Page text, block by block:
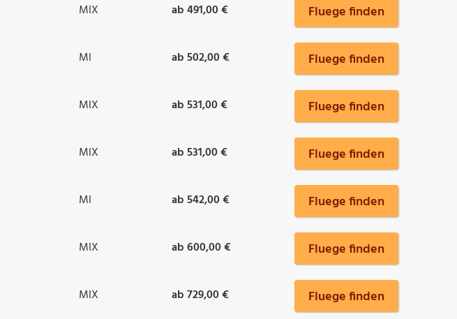
MIX ab 491,00 € Fluege finden
MI ab 502,00 € Fluege finden
MIX ab 531,00 € Fluege finden
MIX ab 531,00 € Fluege finden
MI ab 542,00 € Fluege finden
MIX ab 600,00 € Fluege finden
MIX ab 729,00 € Fluege finden